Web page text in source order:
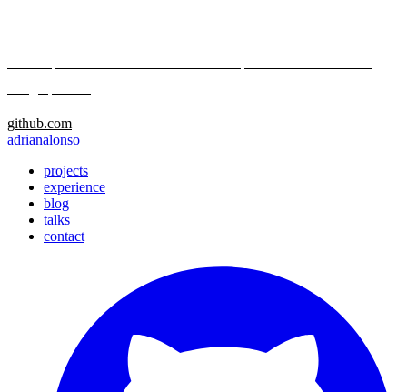
github.com
adrianalonso
projects
experience
blog
talks
contact